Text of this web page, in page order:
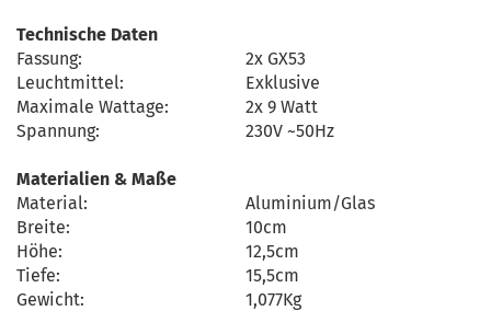
Technische Daten
Fassung:
2x GX53
Leuchtmittel:
Exklusive
Maximale Wattage:
2x 9 Watt
Spannung:
230V ~50Hz
Materialien & Maße
Material:
Aluminium/Glas
Breite:
10cm
Höhe:
12,5cm
Tiefe:
15,5cm
Gewicht:
1,077Kg